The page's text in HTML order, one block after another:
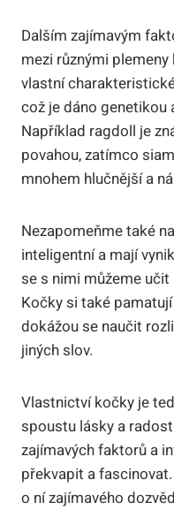
Dalším zajímavým
mezi různými
vlastní
což je dáno genetikou
Například ragdoll je
povahou, zatímco
mnohem hlučnější a
Nezapomeňme také
inteligentní a mají
se s nimi můžeme
Kočky si také
dokážou se naučit
jiných slov.
Vlastnictví kočky je
spoustu lásky a
zajímavých faktorů a
překvapit a
o ní zajímavého